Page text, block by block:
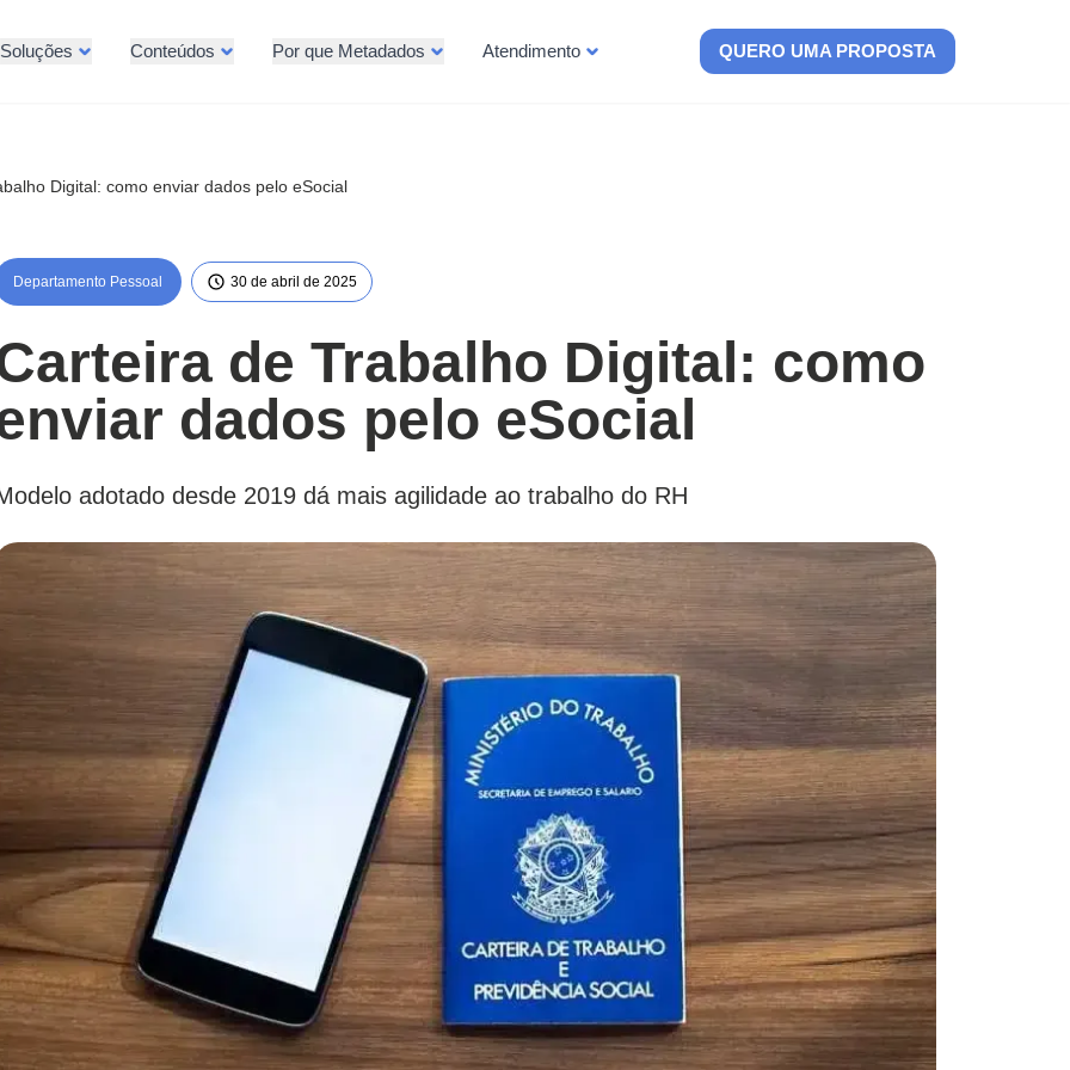
Soluções Conteúdos Por que Metadados Atendimento QUERO UMA PROPOSTA
Digital: como enviar dados pelo eSocial
Departamento Pessoal 30 de abril de 2025
de Trabalho Digital: como
dados pelo eSocial
adotado desde 2019 dá mais agilidade ao trabalho do RH